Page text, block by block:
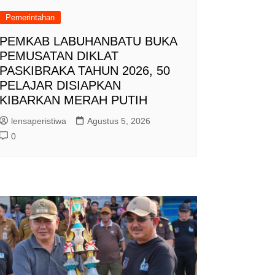
Pemerintahan
LABUHANBATU BUKA
DIKLAT
TAHUN 2026, 50
DISIAPKAN
MERAH PUTIH
lensaperistiwa
Agustus 5, 2026
0